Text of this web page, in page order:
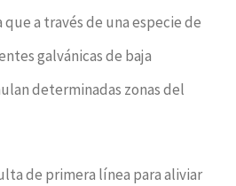
a través de una especie de
galvánicas de baja
determinadas zonas del
de primera línea para aliviar